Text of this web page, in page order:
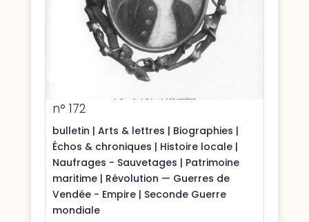
n° 172
bulletin | Arts & lettres | Biographies |
Échos & chroniques | Histoire locale|
Naufrages - Sauvetages | Patrimoine
maritime| Révolution — Guerres de
Vendée - Empire| Seconde Guerre
mondiale